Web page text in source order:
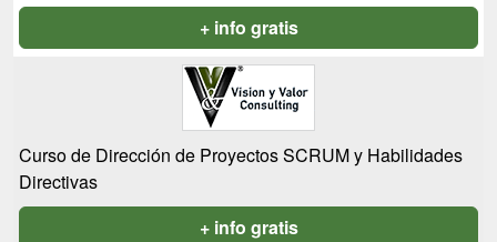
+ info gratis
Curso de Dirección de Proyectos SCRUM y Habilidades
Directivas
+ info gratis